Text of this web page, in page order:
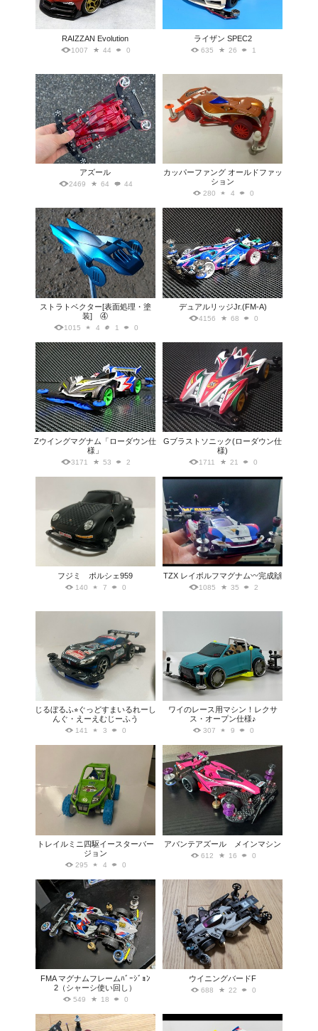
RAIZZAN Evolution
1007 44 0
ライザン SPEC2
635 26 1
アズール
2469 64 44
カッパーファング オールドファッ
ション
280 4 0
ストラトベクター[表面処理・塗
装] ④
1015 4 1 0
デュアルリッジJr.(FM-A)
4156 68 0
Zウイングマグナム「ローダウン仕
様」
3171 53 2
Gブラストソニック(ローダウン仕
様)
1711 21 0
フジミ ポルシェ959
140 7 0
TZX レイボルフマグナム〰️完成🙌
1085 35 2
じるぼるふ⭐︎ぐっどすまいるれーし
んぐ・えーえむじーふう
141 3 0
ワイのレース用マシン！レクサ
ス・オープン仕様♪
307 9 0
トレイルミニ四駆イースターバー
ジョン
295 4 0
アバンテアズール メインマシン
612 16 0
FMA マグナムフレームﾊﾞｰｼﾞｮﾝ
2（シャーシ使い回し）
549 18 0
ウイニングバードF
688 22 0